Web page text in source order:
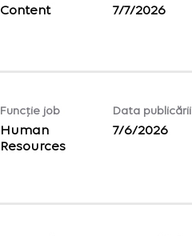
Content 7/7/2026
Funcție job
Human
Resources
Data publicării
7/6/2026